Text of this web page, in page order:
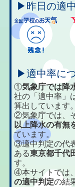
▶昨日の適
▶適中率に
①気象庁では降
社の「適中率」
算出しています。
②気象庁では、
以上降水の有無
ています。
③適中判定の代
ある東京都千代
す。
④本サイトでは
の適中判定の結